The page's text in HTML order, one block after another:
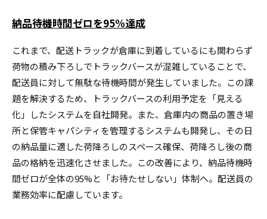
納品待機時間ゼロを95%達成
これまで、配送トラックが倉庫に到着しているにも関わらず
荷物の積み下ろしでトラックバースが混雑していることで、
配送員に対して無駄な待機時間が発生していました。この課
題を解決するため、トラックバースの利用予定を「見える
化」したシステムを自社開発。また、倉庫内の商品の置き場
所と保管キャパシティを管理するシステムも開発し、その日
の納品量に適した荷降ろしのスペース確保、荷降ろし後の商
品の格納を迅速化させました。この改善により、納品待機時
間ゼロが全体の95%と「お待たせしない」体制へ。配送員の
業務効率に配慮しています。